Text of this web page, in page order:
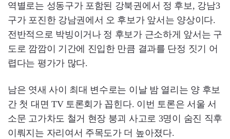
역별로는 성동구가 포함된 강북권에서 정 후보, 강남3
구가 포진한 강남권에서 오 후보가 앞서는 양상이다.
전반적으로 박빙이거나 정 후보가 근소하게 앞서는 구
도로 깜깜이 기간에 진입한 만큼 결과를 단정 짓기 어
렵다는 평가가 많다.
남은 엿새 사이 최대 변수로는 이날 밤 열리는 양 후보
간 첫 대면 TV 토론회가 꼽힌다. 이번 토론은 서울 서
소문 고가차도 철거 현장 붕괴 사고로 3명이 숨진 직후
이뤄지는 자리여서 주목도가 더 높아졌다.